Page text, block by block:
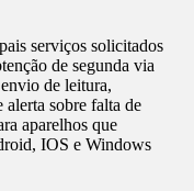
serviços solicitados
de segunda via
de leitura,
alerta sobre falta de
aparelhos que
IOS e Windows